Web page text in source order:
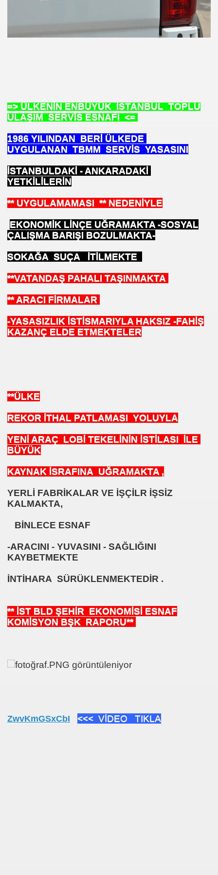
=> ÜLKENİN ENBÜYÜK İSTANBUL TOPLU
ULAŞIM SERVİS ESNAFI <=
1986 YILINDAN BERİ ÜLKEDE
UYGULANAN TBMM SERVİS YASASINI
İSTANBULDAKİ - ANKARADAKİ
YETKİLİLERİN
** UYGULAMAMASI ** NEDENİYLE
EKONOMİK LİNÇE UĞRAMAKTA -SOSYAL
ÇALIŞMA BARIŞI BOZULMAKTA-
SOKAĞA SUÇA İTİLMEKTE
**VATANDAŞ PAHALI TAŞINMAKTA
** ARACI FİRMALAR
-YASASIZLIK İSTİSMARIYLA HAKSIZ -FAHİŞ
KAZANÇ ELDE ETMEKTELER
**ÜLKE
REKOR İTHAL PATLAMASI YOLUYLA
YENİ ARAÇ LOBİ TEKELİNİN İSTİLASI İLE
BÜYÜK
KAYNAK İSRAFINA UĞRAMAKTA ,
YERLİ FABRİKALAR VE İŞÇİLR İŞSİZ
KALMAKTA,
BİNLECE ESNAF
-ARACINI - YUVASINI - SAĞLIĞINI
KAYBETMEKTE
İNTİHARA SÜRÜKLENMEKTEDİR .
** İST BLD ŞEHİR EKONOMİSİ ESNAF
KOMİSYON BŞK RAPORU**
ZwvKmGSxCbI <<< VİDEO TIKLA
SERVİS ARAÇ YAŞ TŞK MESAJIMIZ
Yaptığım Konuşma
Not Ettikleri
TAŞIMACILARI TEĞET GEÇTİ 2023 HEDEFLERİ
KEMALOĞLU